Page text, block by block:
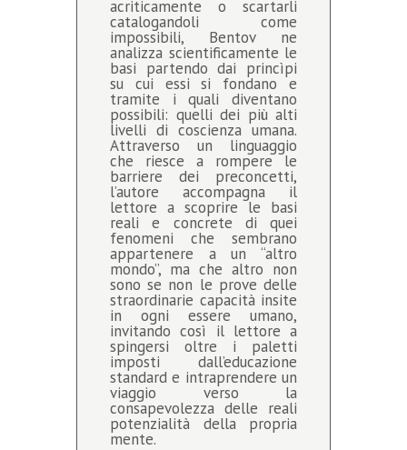
acriticamente o scartarli
catalogandoli come
impossibili, Bentov ne
analizza scientificamente le
basi partendo dai princìpi
su cui essi si fondano e
tramite i quali diventano
possibili: quelli dei più alti
livelli di coscienza umana.
Attraverso un linguaggio
che riesce a rompere le
barriere dei preconcetti,
l’autore accompagna il
lettore a scoprire le basi
reali e concrete di quei
fenomeni che sembrano
appartenere a un “altro
mondo”, ma che altro non
sono se non le prove delle
straordinarie capacità insite
in ogni essere umano,
invitando così il lettore a
spingersi oltre i paletti
imposti dall’educazione
standard e intraprendere un
viaggio verso la
consapevolezza delle reali
potenzialità della propria
mente.